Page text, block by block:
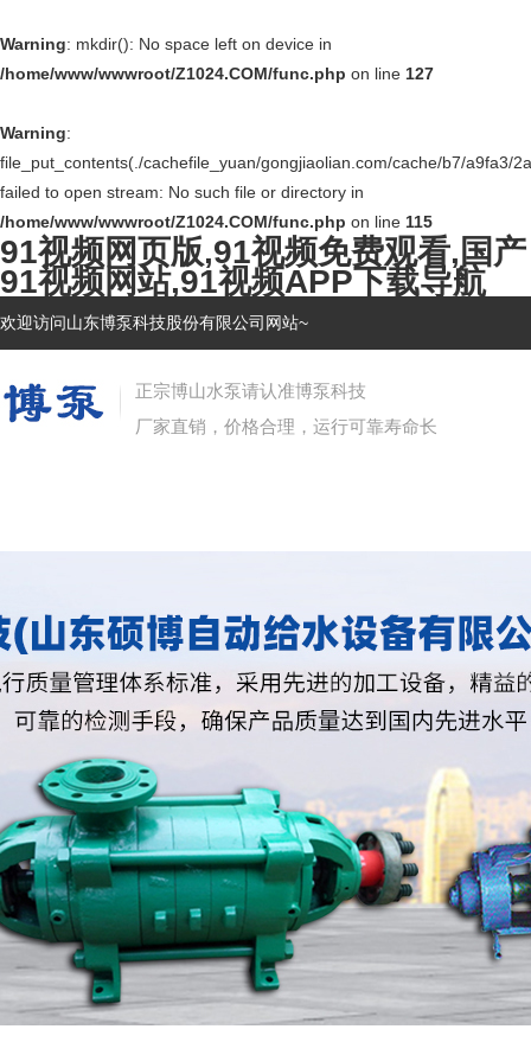
Warning: mkdir(): No space left on device in
/home/www/wwwroot/Z1024.COM/func.php on line 127
Warning:
file_put_contents(./cachefile_yuan/gongjiaolian.com/cache/b7/a9fa3/
failed to open stream: No such file or directory in
/home/www/wwwroot/Z1024.COM/func.php on line 115
91视频网页版,91视频免费观看,国产
91视频网站,91视频APP下载导航
欢迎访问山东博泵科技股份有限公司网站~
正宗博山水泵请认准博泵科技
厂家直销，价格合理，运行可靠寿命长